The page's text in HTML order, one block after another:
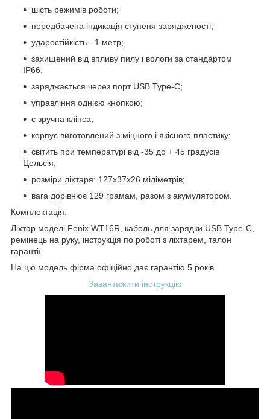
шість режимів роботи;
передбачена індикація ступеня зарядженості;
ударостійкість - 1 метр;
захищений від впливу пилу і вологи за стандартом
IP66;
заряджається через порт USB Type-C;
управління однією кнопкою;
є зручна кліпса;
корпус виготовлений з міцного і якісного пластику;
світить при температурі від -35 до + 45 градусів
Цельсія;
розміри ліхтаря: 127x37x26 міліметрів;
вага дорівнює 129 грамам, разом з акумулятором.
Комплектація:
Ліхтар моделі Fenix WT16R, кабель для зарядки USB Type-C,
ремінець на руку, інструкція по роботі з ліхтарем, талон
гарантії.
На цю модель фірма офіційно дає гарантію 5 років.
Завантажити інструкцію